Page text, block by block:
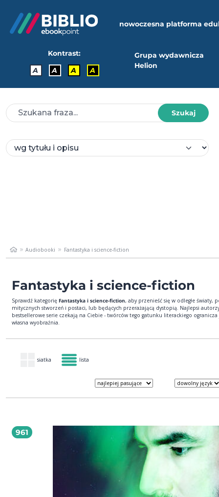
nowoczesna platforma
Kontrast:
A
A A A
Grupa wydawnicza
Helion
Szukaj
Audiobooki Fantastyka i science-fiction
Fantastyka i science-fiction
Sprawdź kategorię Fantastyka i science-fiction, aby przenieść się w odległe światy,
mitycznych stworzeń i postaci, lub będących przerażającą dystopią. Najlepsi
bestsellerowe serie czekają na Ciebie - twórców tego gatunku literackiego
własna wyobraźnia.
siatka lista
961